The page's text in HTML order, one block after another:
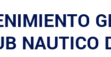
NAUTICO